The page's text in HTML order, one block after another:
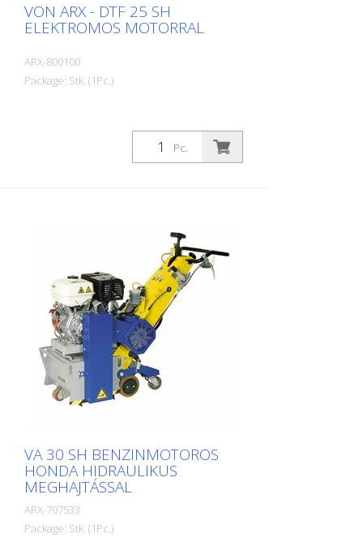
VON ARX - DTF 25 SH
ELEKTROMOS MOTORRAL
ARX-800100
Package: Stk. (1Pc.)
Pc.
VA 30 SH BENZINMOTOROS
HONDA HIDRAULIKUS
MEGHAJTÁSSAL
ARX-707533
Package: Stk. (1Pc.)